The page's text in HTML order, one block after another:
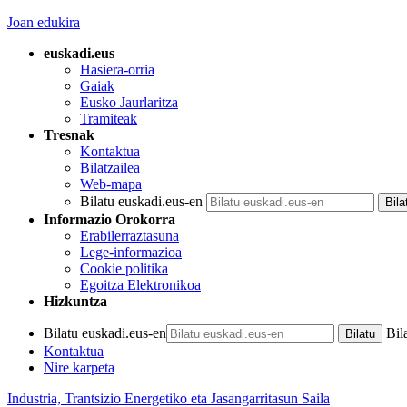
Joan edukira
euskadi.eus
Hasiera-orria
Gaiak
Eusko Jaurlaritza
Tramiteak
Tresnak
Kontaktua
Bilatzailea
Web-mapa
Bilatu euskadi.eus-en
Informazio Orokorra
Erabilerraztasuna
Lege-informazioa
Cookie politika
Egoitza Elektronikoa
Hizkuntza
Bilatu euskadi.eus-en
Kontaktua
Nire karpeta
Industria, Trantsizio Energetiko eta Jasangarritasun Saila